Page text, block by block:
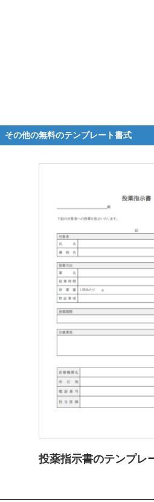
その他の無料のテンプレート書式
投薬指示書のテンプレ